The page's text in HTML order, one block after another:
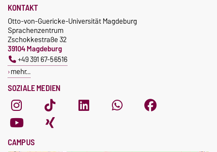
SOZIALE MEDIEN
KONTAKT
Otto-von-Guericke-Universität Magdeburg
Sprachenzentrum
Zschokkestraße 32
39104 Magdeburg
+49 391 67-56516
mehr…
CAMPUS